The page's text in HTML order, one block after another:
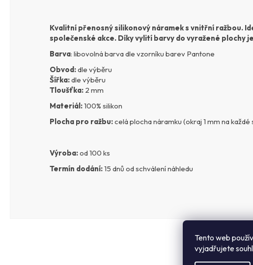
Tento web
vyjadřujete
Kvalitní přenosný silikonový náramek s vnitřní ražbou.
společenské akce. Díky vylití barvy do vyražené plochy
Barva: libovolná barva dle vzorníku barev Pantone
Obvod:dle výběru
Šířka:dle výběru
Tloušťka: 2 mm
Materiál:100% silikon
Plocha pro ražbu:celá plocha náramku (okraj 1 mm na každé
Výroba:od 100 ks
Termín dodání:15 dnů od schválení náhledu